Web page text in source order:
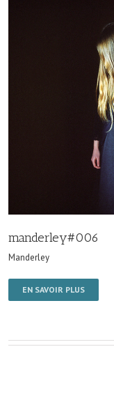
manderley#006
Manderley
EN SAVOIR PLUS